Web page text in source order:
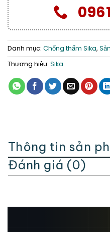
Danh mục: Chống thấm Sika,
Thương hiệu: Sika
Thông tin sản
Đánh giá (0)